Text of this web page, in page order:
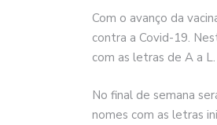
Com o avanço da
contra a Covid-19.
com as letras de A a
No final de semana
nomes com as letras